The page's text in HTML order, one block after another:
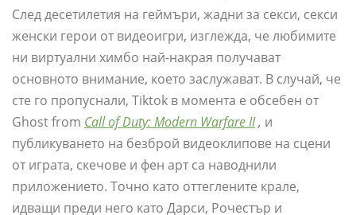
След десетилетия на геймъри, жадни за секси, секси
женски герои от видеоигри, изглежда, че любимите
ни виртуални химбо най-накрая получават
основното внимание, което заслужават. В случай, че
сте го пропуснали, Tiktok в момента е обсебен от
Ghost from Call of Duty: Modern Warfare II, и
публикуването на безброй видеоклипове на сцени
от играта, скечове и фен арт са наводнили
приложението. Точно като оттеглените крале,
идващи преди него като Дарси, Рочестър и